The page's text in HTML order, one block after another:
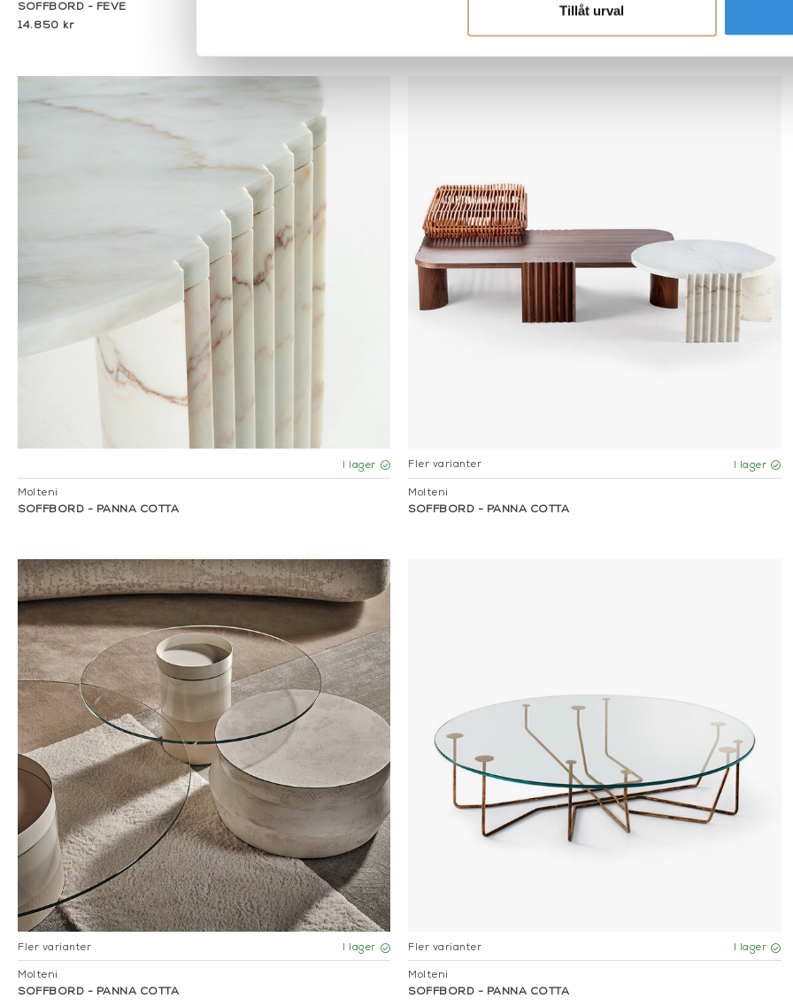
Tillåt urval
SOFFBORD - FEVE
14.850 kr
I lager
Molteni
SOFFBORD - PANNA COTTA
Fler varianter I lager
Molteni
SOFFBORD - PANNA COTTA
Fler varianter I lager
Molteni
SOFFBORD - PANNA COTTA
Fler varianter I lager
Molteni
SOFFBORD - PANNA COTTA